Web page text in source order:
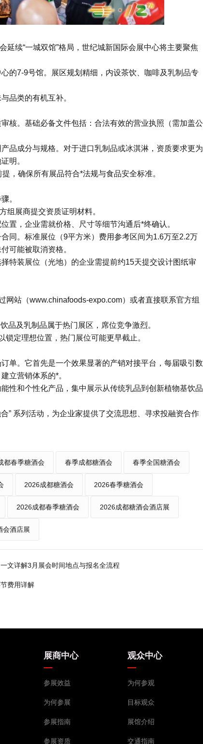
续“一城双馆”格局，世纪城新国际会展中心将主要聚焦
的7-9号馆。展区规划精细，内设茶饮、咖啡及乳制品专
品类的有机互补。
核。基础必备文件包括：合法有效的营业执照（需加盖公
品成分与规格。对于进口乳制品或冰淇淋，资质要求更为
明。
，确保所有展品符合*法规与食品安全标准。
。
组展商提交资质证明材料。
置，企业需就价格、尺寸等细节沟通后*终确认。
同。标准展位（9平方米）费用参考区间为1.6万至2.2万
可能被取消资格。
特装展位（光地）的企业需提前约15天提交设计图纸审
站（www.chinafoods-expo.com）或者直接联系官方组
品及乳制品属于热门展区，席位竞争激烈。
定理想位置，热门展位可能更早截止。
单。它首先是一个效果显著的产销对接平台，每届吸引数
立营销体系的*。
性和个性化产品，集中展示从传统乳品到创新植物基饮品
” 系列活动，为企业家提供了交流思想、寻求投融资合作
都春季糖酒会 春季成都糖酒会 春季全国糖酒会
2026成都糖酒会 2026春季糖酒会
2026成都春季糖酒会 2026成都糖酒会酒店展
会酒店展
文详解3月展会时间地点与报名全流程
费用详解
展商中心
参展效益
为何参展
参展指南
参展资质
观众中心
为何参观
目标观众
展馆介绍
交通指南